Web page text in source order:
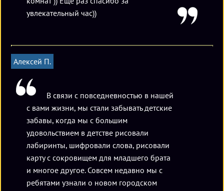
увлекательный час))
Алексей П.
В связи с повседневностью в нашей
с вами жизни, мы стали забывать детские
забавы, когда мы с большим
удовольствием в детстве рисовали
лабиринты, шифровали слова, рисовали
карту с сокровищем для младшего брата
и многое другое. Совсем недавно мы с
ребятами узнали о новом городском